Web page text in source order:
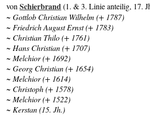
vonSchierbrand(1. & 3. Linie anteilig, 17.
~ Gottlob Christian Wilhelm (+ 1787)
~ Friedrich August Ernst (+ 1783)
~ Christian Thilo (+ 1761)
~ Hans Christian (+ 1707)
~ Melchior (+ 1692)
~ Georg Christian (+ 1654)
~ Melchior (+ 1614)
~ Christoph (+ 1578)
~ Melchior (+ 1522)
~ Kerstan (15. Jh.)